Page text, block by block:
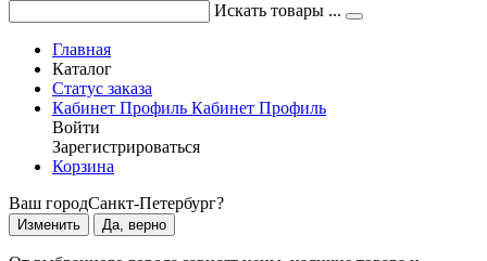
Искать товары ...
Главная
Каталог
Статус заказа
Кабинет Профиль Кабинет Профиль
Войти
Зарегистрироваться
Корзина
Ваш городСанкт-Петербург?
Изменить Да, верно